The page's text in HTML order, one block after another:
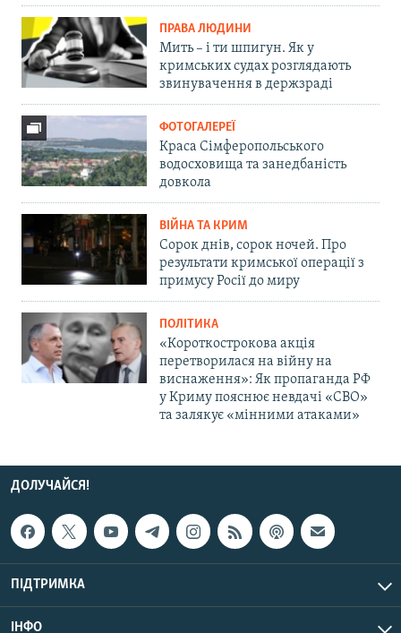
ПРАВА ЛЮДИНИ
Мить – і ти шпигун. Як у
кримських судах розглядають
звинувачення в держзраді
ФОТОГАЛЕРЕЇ
Краса Сімферопольського
водосховища та занедбаність
довкола
ВІЙНА ТА КРИМ
Сорок днів, сорок ночей. Про
результати кримської операції з
примусу Росії до миру
ПОЛІТИКА
«Короткострокова акція
перетворилася на війну на
виснаження»: Як пропаганда РФ
у Криму пояснює невдачі «СВО»
та залякує «мінними атаками»
ДОЛУЧАЙСЯ!
ПІДТРИМКА
ІНФО